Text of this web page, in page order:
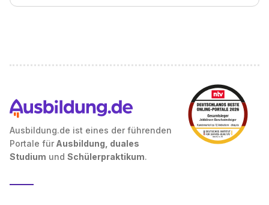
Ausbildung.de ist eines der führenden
Portale für Ausbildung, duales
Studium und Schülerpraktikum.